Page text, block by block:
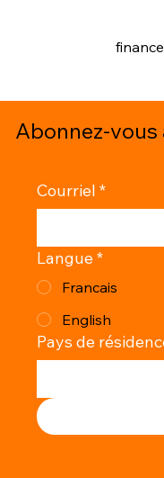
Abonnez-
Courriel *
Langue*
Francais
English
Pays de